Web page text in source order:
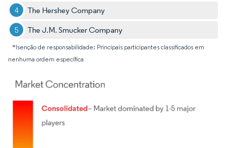
The Hershey Company
The J.M. Smucker Company
*Isenção de responsabilidade: Principais participantes classificados em
nenhuma ordem específica